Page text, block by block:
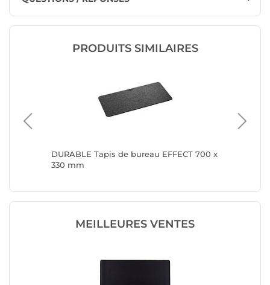
PRODUITS SIMILAIRES
DURABLE Tapis de bureau EFFECT 700 x
330 mm
MEILLEURES VENTES